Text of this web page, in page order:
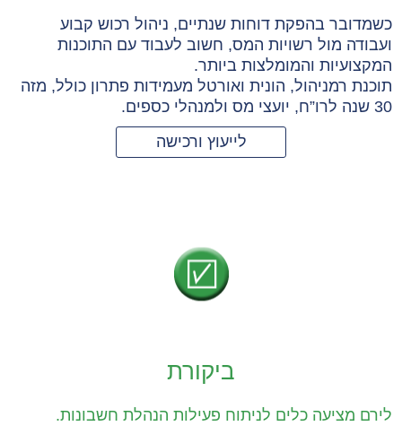
כשמדובר בהפקת דוחות שנתיים, ניהול רכוש קבוע
ועבודה מול רשויות המס, חשוב לעבוד עם התוכנות
המקצועיות והמומלצות ביותר.
תוכנת רמניהול, הונית ואורטל מעמידות פתרון כולל, מזה
30 שנה לרו”ח, יועצי מס ולמנהלי כספים.
לייעוץ ורכישה
ביקורת
לירם מציעה כלים לניתוח פעילות הנהלת חשבונות.